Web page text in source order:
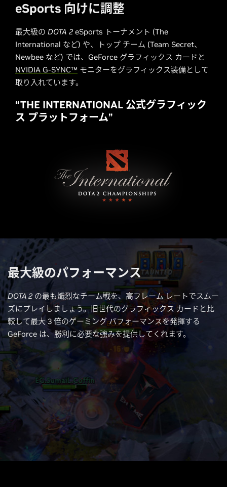
eSports 向けに調整
最大級の DOTA 2 eSports トーナメント (The
International など) や、トップ チーム (Team Secret、
Newbee など) では、GeForce グラフィックス カードと
NVIDIA G-SYNC™ モニターをグラフィックス装備として
取り入れています。
“THE INTERNATIONAL 公式グラフィック
ス プラットフォーム”
最大級のパフォーマンス
DOTA 2 の最も熾烈なチーム戦を、高フレーム レートでスムー
ズにプレイしましょう。旧世代のグラフィックス カードと比
較して最大 3 倍のゲーミング パフォーマンスを発揮する
GeForce は、勝利に必要な強みを提供してくれます。